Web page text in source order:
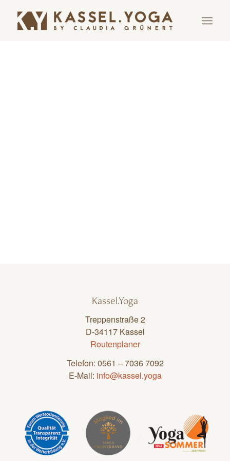
Kassel.Yoga
Treppenstraße 2
D-34117 Kassel
Routenplaner
Telefon: 0561 – 7036 7092
E-Mail: info@kassel.yoga